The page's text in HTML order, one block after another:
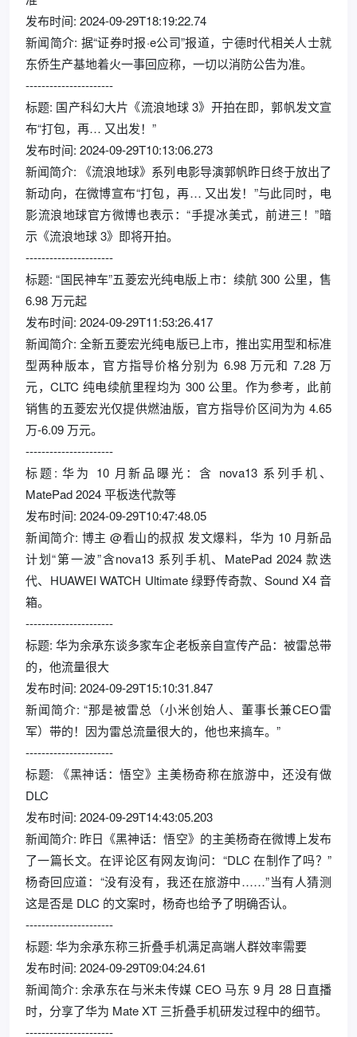
发布时间: 2024-09-29T18:19:22.74
新闻简介: 据“证券时报·e公司”报道，宁德时代相关人士就
东侨生产基地着火一事回应称，一切以消防公告为准。
----------------------
标题: 国产科幻大片《流浪地球 3》开拍在即，郭帆发文宣
布“打包，再… 又出发！”
发布时间: 2024-09-29T10:13:06.273
新闻简介: 《流浪地球》系列电影导演郭帆昨日终于放出了
新动向，在微博宣布“打包，再… 又出发！”与此同时，电
影流浪地球官方微博也表示：“手提冰美式，前进三！”暗
示《流浪地球 3》即将开拍。
----------------------
标题: “国民神车”五菱宏光纯电版上市：续航 300 公里，售
6.98 万元起
发布时间: 2024-09-29T11:53:26.417
新闻简介: 全新五菱宏光纯电版已上市，推出实用型和标准
型两种版本，官方指导价格分别为 6.98 万元和 7.28 万
元，CLTC 纯电续航里程均为 300 公里。作为参考，此前
销售的五菱宏光仅提供燃油版，官方指导价区间为为 4.65
万-6.09 万元。
----------------------
标题: 华为 10 月新品曝光：含 nova13 系列手机、
MatePad 2024 平板迭代款等
发布时间: 2024-09-29T10:47:48.05
新闻简介: 博主 @看山的叔叔 发文爆料，华为 10 月新品
计划“第一波”含nova13 系列手机、MatePad 2024 款迭
代、HUAWEI WATCH Ultimate 绿野传奇款、Sound X4 音
箱。
----------------------
标题: 华为余承东谈多家车企老板亲自宣传产品：被雷总带
的，他流量很大
发布时间: 2024-09-29T15:10:31.847
新闻简介: “那是被雷总（小米创始人、董事长兼CEO雷
军）带的！因为雷总流量很大的，他也来搞车。”
----------------------
标题: 《黑神话：悟空》主美杨奇称在旅游中，还没有做
DLC
发布时间: 2024-09-29T14:43:05.203
新闻简介: 昨日《黑神话：悟空》的主美杨奇在微博上发布
了一篇长文。在评论区有网友询问：“DLC 在制作了吗？”
杨奇回应道：“没有没有，我还在旅游中……”当有人猜测
这是否是 DLC 的文案时，杨奇也给予了明确否认。
----------------------
标题: 华为余承东称三折叠手机满足高端人群效率需要
发布时间: 2024-09-29T09:04:24.61
新闻简介: 余承东在与米未传媒 CEO 马东 9 月 28 日直播
时，分享了华为 Mate XT 三折叠手机研发过程中的细节。
----------------------